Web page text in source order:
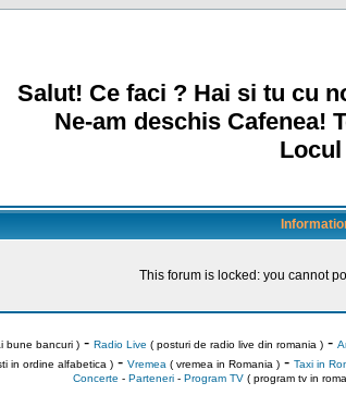
Salut! Ce faci ? Hai si tu cu
Ne-am deschis Cafenea!
Locul
This forum is locked: you cannot
bune bancuri )- Radio Live ( posturi de radio live din romania )-
in ordine alfabetica )- Vremea ( vremea in Romania )- Taxi in
Concerte - Parteneri- Program TV( program tv in